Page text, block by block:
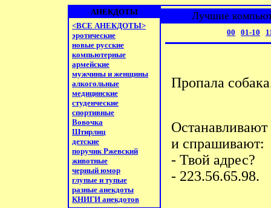
АНЕКДОТЫ
<ВСЕ АНЕКДОТЫ>
эротические
новые русские
компьютерные
армейские
мужчины и женщины
алкогольные
медицинские
студенческие
спортивные
Вовочка
Штирлиц
детские
поручик Ржевский
животные
черный юмор
глупые и тупые
разные анекдоты
КНИГИ анекдотов
Лучшие
00 01-10
Пpопала
и спрашивают:
- Твой адрес?
- 223.56.65.98.